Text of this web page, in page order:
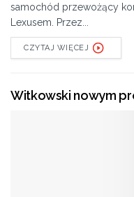
samochód przewożący
Lexusem. Przez...
CZYTAJ WIĘCEJ
Witkowski nowym